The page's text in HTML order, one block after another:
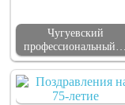
Чугуевский
профессиональный…